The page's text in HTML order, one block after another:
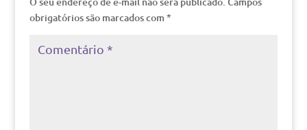
obrigatórios são marcados com *